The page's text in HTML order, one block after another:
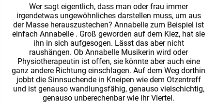
Wer sagt eigentlich, dass man oder frau immer
irgendetwas ungewöhnliches darstellen muss, um aus
der Masse herauszustechen? Annabelle zum Beispiel ist
einfach Annabelle . Groß geworden auf dem Kiez, hat sie
ihn in sich aufgesogen. Lässt das aber nicht
raushängen. Ob Annabelle Musikerin wird oder
Physiotherapeutin ist offen, sie könnte aber auch eine
ganz andere Richtung einschlagen. Auf dem Weg dorthin
jobbt die Sinnsuchende in Kneipen wie dem Otzentreff
und ist genauso wandlungsfähig, genauso vielschichtig,
genauso unberechenbar wie ihr Viertel.